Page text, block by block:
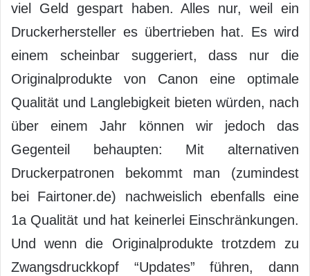
viel Geld gespart haben. Alles nur, weil ein
Druckerhersteller es übertrieben hat. Es wird
einem scheinbar suggeriert, dass nur die
Originalprodukte von Canon eine optimale
Qualität und Langlebigkeit bieten würden, nach
über einem Jahr können wir jedoch das
Gegenteil behaupten: Mit alternativen
Druckerpatronen bekommt man (zumindest
bei Fairtoner.de) nachweislich ebenfalls eine
1a Qualität und hat keinerlei Einschränkungen.
Und wenn die Originalprodukte trotzdem zu
Zwangsdruckkopf “Updates” führen, dann